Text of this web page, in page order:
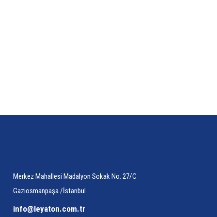
Merkez Mahallesi Madalyon Sokak No. 27/C
Gaziosmanpaşa /İstanbul
info@leyaton.com.tr